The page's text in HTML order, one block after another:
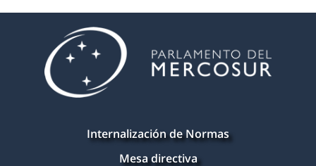
Internalización de Normas
Mesa directiva